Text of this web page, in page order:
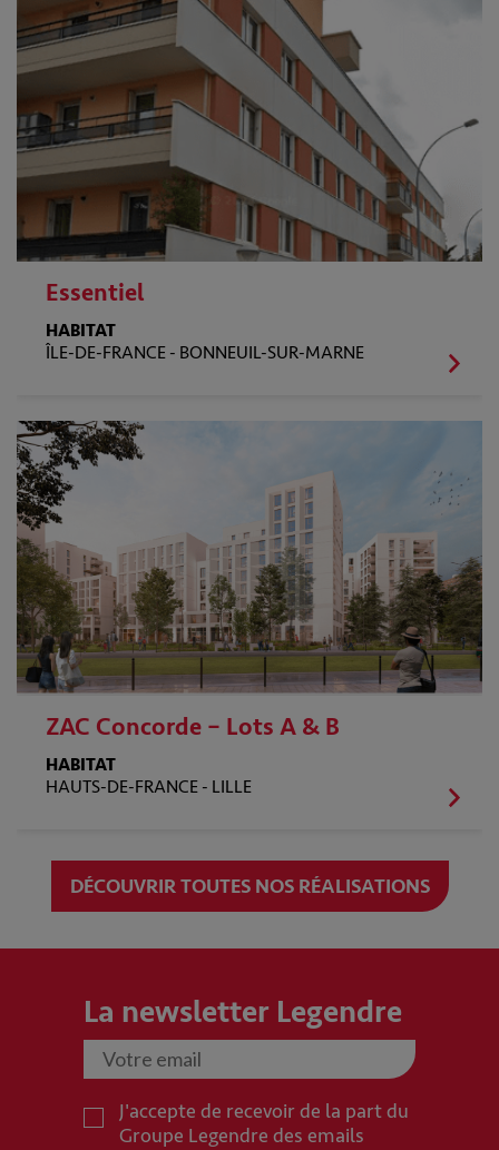
Essentiel
HABITAT
ÎLE-DE-FRANCE - BONNEUIL-SUR-MARNE
ZAC Concorde – Lots A & B
HABITAT
HAUTS-DE-FRANCE - LILLE
DÉCOUVRIR TOUTES NOS RÉALISATIONS
La newsletter Legendre
J'accepte de recevoir de la part du
Groupe Legendre des emails